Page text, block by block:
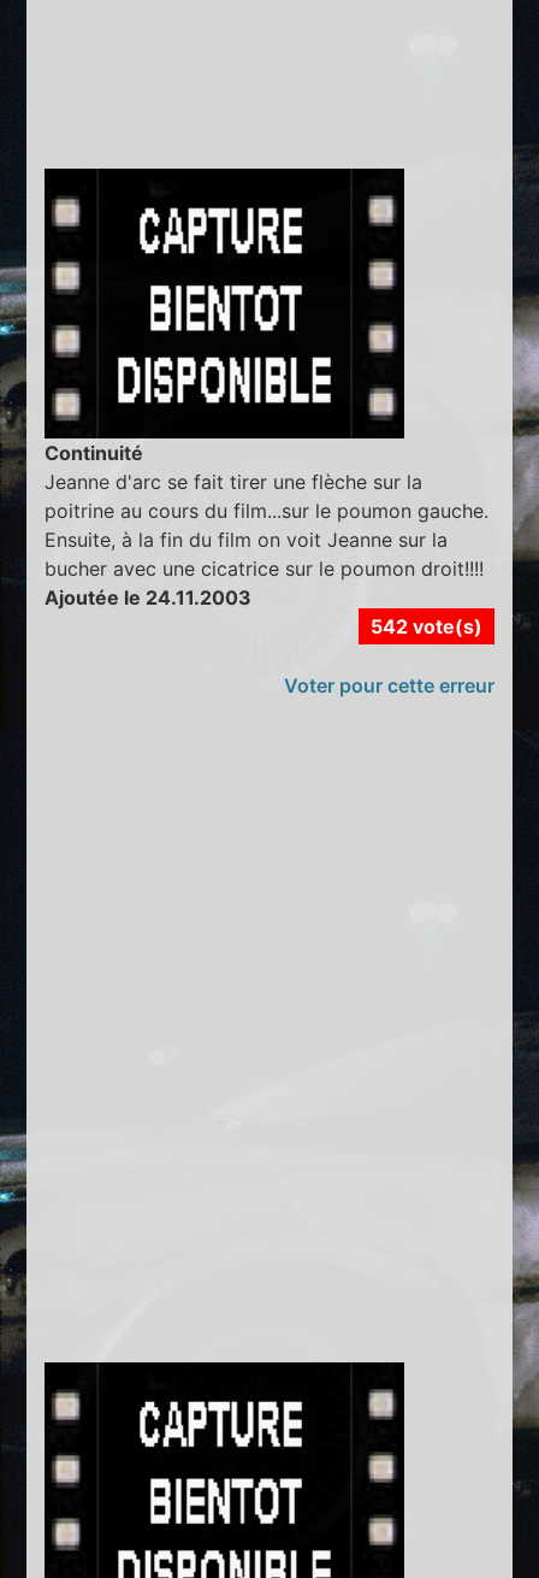
Continuité
Jeanne d'arc se fait tirer une flèche sur la
poitrine au cours du film...sur le poumon gauche.
Ensuite, à la fin du film on voit Jeanne sur la
bucher avec une cicatrice sur le poumon droit!!!!
Ajoutée le 24.11.2003
542 vote(s)
Voter pour cette erreur